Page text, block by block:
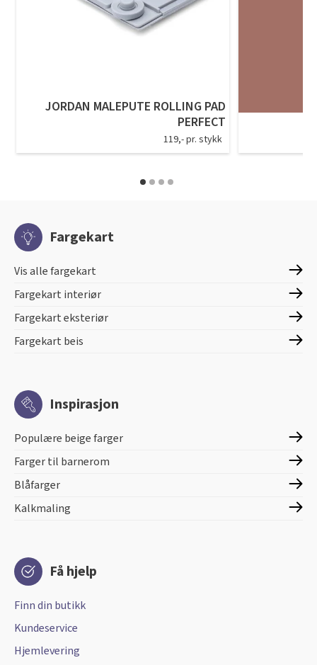
JORDAN MALEPUTE ROLLING PAD
PERFECT
119,- pr. stykk
Fargekart
Vis alle fargekart
Fargekart interiør
Fargekart eksteriør
Fargekart beis
Inspirasjon
Populære beige farger
Farger til barnerom
Blåfarger
Kalkmaling
Få hjelp
Finn din butikk
Kundeservice
Hjemlevering